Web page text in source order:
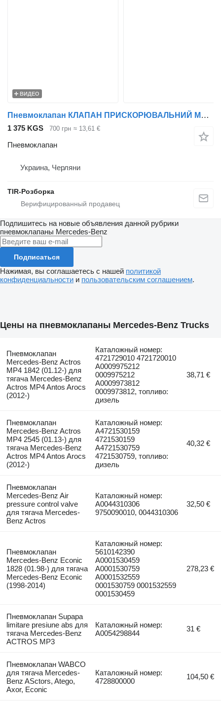
ВИДЕО
Пневмоклапан КЛАПАН ПРИСКОРЮВАЛЬНИЙ MB ACTROS/ACTROS (MP2/MP3)/ATEGO/AXOR/AXO для тягача Mercedes-Benz Axor, Actros, Econic, Atego
1 375 KGS 700 грн ≈ 13,61 €
Пневмоклапан
Украина, Черляни
TIR-Розборка
Подпишитесь на новые объявления данной рубрики
пневмоклапаны Mercedes-Benz
Подписаться
Нажимая, вы соглашаетесь с нашей политикой
конфиденциальности и пользовательским соглашением.
Цены на пневмоклапаны Mercedes-Benz Trucks
Пневмоклапан
Mercedes-Benz Actros
MP4 1842 (01.12-) для
тягача Mercedes-Benz
Actros MP4 Antos Arocs
(2012-)
Каталожный номер:
4721729010 4721720010
A0009975212
0009975212
A0009973812
0009973812, топливо:
дизель
38,71 €
Пневмоклапан
Mercedes-Benz Actros
MP4 2545 (01.13-) для
тягача Mercedes-Benz
Actros MP4 Antos Arocs
(2012-)
Каталожный номер:
A4721530159
4721530159
A4721530759
4721530759, топливо:
дизель
40,32 €
Пневмоклапан
Mercedes-Benz Air
pressure control valve
для тягача Mercedes-
Benz Actros
Каталожный номер:
A0044310306
9750090010, 0044310306
32,50 €
Пневмоклапан
Mercedes-Benz Econic
1828 (01.98-) для тягача
Mercedes-Benz Econic
(1998-2014)
Каталожный номер:
5610142390
A0001530459
A0001530759
A0001532559
0001530759 0001532559
0001530459
278,23 €
Пневмоклапан Supapa
limitare presiune abs для
тягача Mercedes-Benz
ACTROS MP3
Каталожный номер:
A0054298844
31 €
Пневмоклапан WABCO
для тягача Mercedes-
Benz ASctors, Atego,
Axor, Econic
Каталожный номер:
4728800000
104,50 €